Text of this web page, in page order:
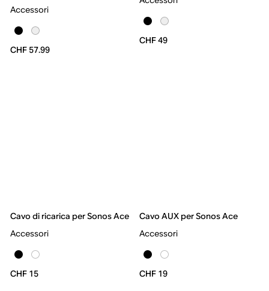
Accessori
CHF 57.99
CHF 49
Cavo di ricarica per Sonos Ace
Accessori
CHF 15
Cavo AUX per Sonos Ace
Accessori
CHF 19